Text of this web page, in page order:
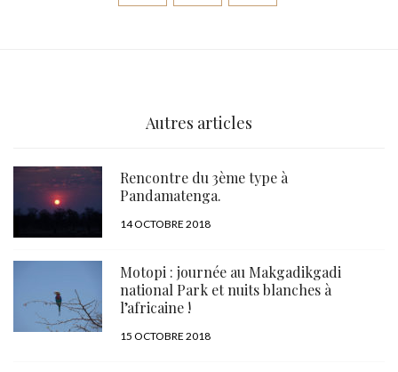
Autres articles
Rencontre du 3ème type à
Pandamatenga.
PUBLIÉ
14 OCTOBRE 2018
Motopi : journée au Makgadikgadi
national Park et nuits blanches à
l’africaine !
PUBLIÉ
15 OCTOBRE 2018